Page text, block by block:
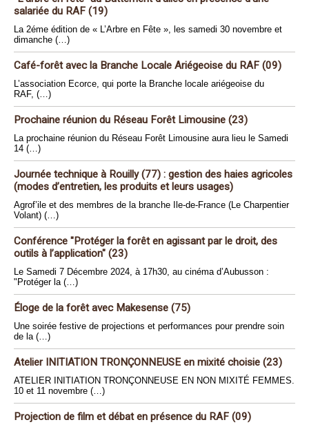
salariée du RAF (19)
La 2éme édition de « L’Arbre en Fête », les samedi 30 novembre et
dimanche (…)
Café-forêt avec la Branche Locale Ariégeoise du RAF (09)
L’association Ecorce, qui porte la Branche locale ariégeoise du
RAF, (…)
Prochaine réunion du Réseau Forêt Limousine (23)
La prochaine réunion du Réseau Forêt Limousine aura lieu le Samedi
14 (…)
Journée technique à Rouilly (77) : gestion des haies agricoles
(modes d’entretien, les produits et leurs usages)
Agrof’ile et des membres de la branche Ile-de-France (Le Charpentier
Volant) (…)
Conférence "Protéger la forêt en agissant par le droit, des
outils à l’application" (23)
Le Samedi 7 Décembre 2024, à 17h30, au cinéma d’Aubusson :
"Protéger la (…)
Éloge de la forêt avec Makesense (75)
Une soirée festive de projections et performances pour prendre soin
de la (…)
Atelier INITIATION TRONÇONNEUSE en mixité choisie (23)
ATELIER INITIATION TRONÇONNEUSE EN NON MIXITÉ FEMMES.
10 et 11 novembre (…)
Projection de film et débat en présence du RAF (09)